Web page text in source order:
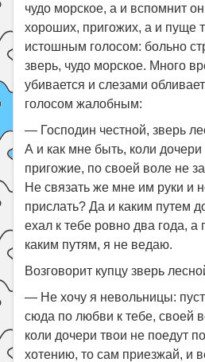
чудо морское, а и вспомнит
хороших, пригожих, а и пуще
истошным голосом: больно
зверь, чудо морское. Много
убивается и слезами
голосом жалобным:
— Господин честной, зверь
А и как мне быть, коли
пригожие, по своей воле не
Не связать же мне им руки и
прислать? Да и каким путем
ехал к тебе ровно два года, а
каким путям, я не ведаю.
Возговорит купцу зверь
— Не хочу я невольницы:
сюда по любви к тебе, своей
коли дочери твои не поедут
хотению, то сам приезжай, и